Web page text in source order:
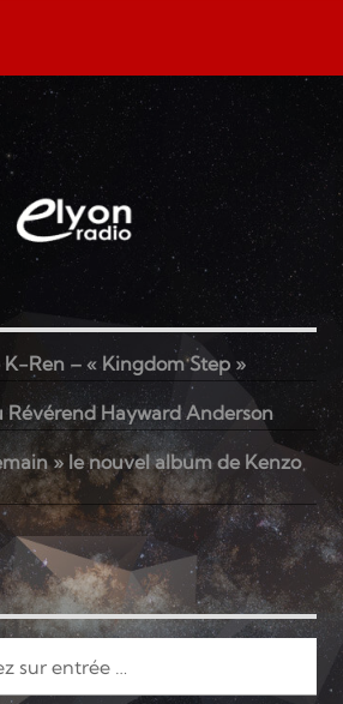
Ren – « Kingdom Step »
Révérend Hayward Anderson
» le nouvel album de Kenzo